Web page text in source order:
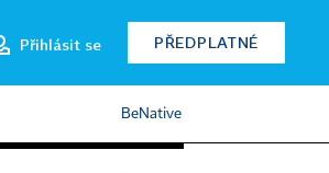
Přihlásit se PŘEDPLATNÉ
BeNative